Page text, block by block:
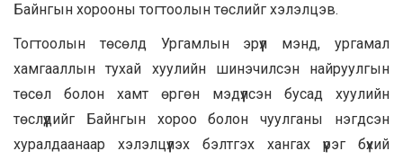
Байнгын хорооны тогтоолын төслийг хэлэлцэв.
Тогтоолын төсөлд Ургамлын эрүүл мэнд, ургамал
хамгааллын тухай хуулийн шинэчилсэн найруулгын
төсөл болон хамт өргөн мэдүүлсэн бусад хуулийн
төслүүдийг Байнгын хороо болон чуулганы нэгдсэн
хуралдаанаар хэлэлцүүлэх бэлтгэх хангах үүрэг бүхий